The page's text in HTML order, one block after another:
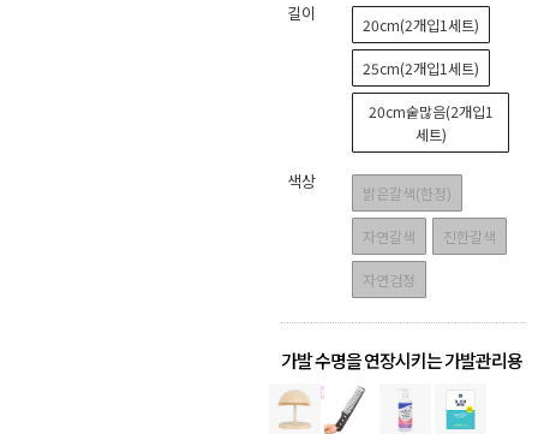
길이
20cm(2개입1세트)
25cm(2개입1세트)
20cm숱많음(2개입1
세트)
색상
밝은갈색(한정)
자연갈색 진한갈색
자연검정
가발 수명을 연장시키는 가발관리용
품!